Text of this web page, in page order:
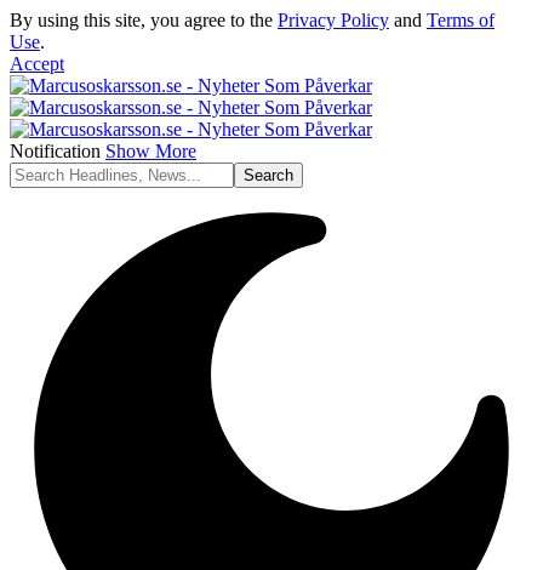
By using this site, you agree to the Privacy Policy and Terms of
Use.
Accept
Notification Show More